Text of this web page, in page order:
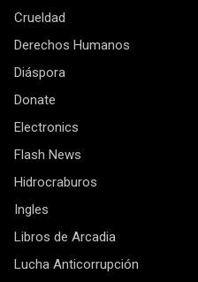
Crueldad
Derechos Humanos
Diáspora
Donate
Electronics
Flash News
Hidrocraburos
Ingles
Libros de Arcadia
Lucha Anticorrupción